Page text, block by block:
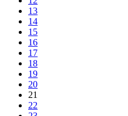
13
14
15
16
17
18
19
20
21
22